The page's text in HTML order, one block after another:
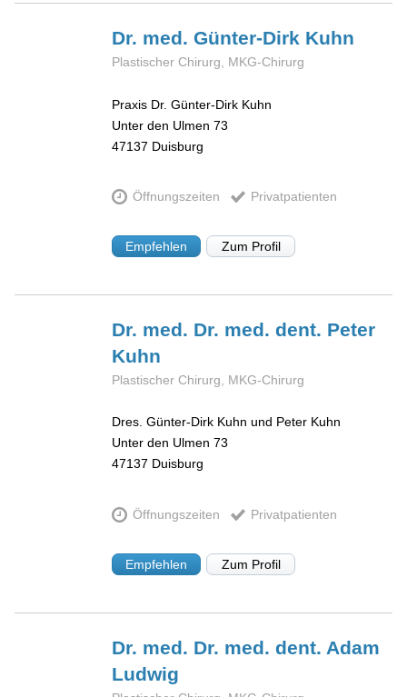
Dr. med. Günter-Dirk Kuhn
Plastischer Chirurg, MKG-Chirurg
Praxis Dr. Günter-Dirk Kuhn
Unter den Ulmen 73
47137 Duisburg
Öffnungszeiten Privatpatienten
Empfehlen Zum Profil
Dr. med. Dr. med. dent. Peter
Kuhn
Plastischer Chirurg, MKG-Chirurg
Dres. Günter-Dirk Kuhn und Peter Kuhn
Unter den Ulmen 73
47137 Duisburg
Öffnungszeiten Privatpatienten
Empfehlen Zum Profil
Dr. med. Dr. med. dent. Adam
Ludwig